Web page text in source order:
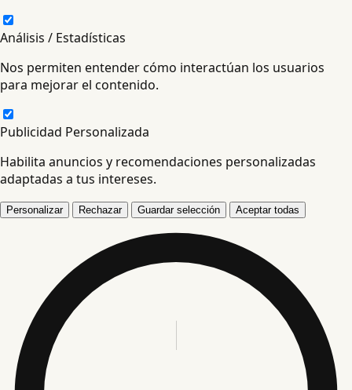
Análisis / Estadísticas
Nos permiten entender cómo interactúan los usuarios
para mejorar el contenido.
Publicidad Personalizada
Habilita anuncios y recomendaciones personalizadas
adaptadas a tus intereses.
Personalizar Rechazar Guardar selección Aceptar todas